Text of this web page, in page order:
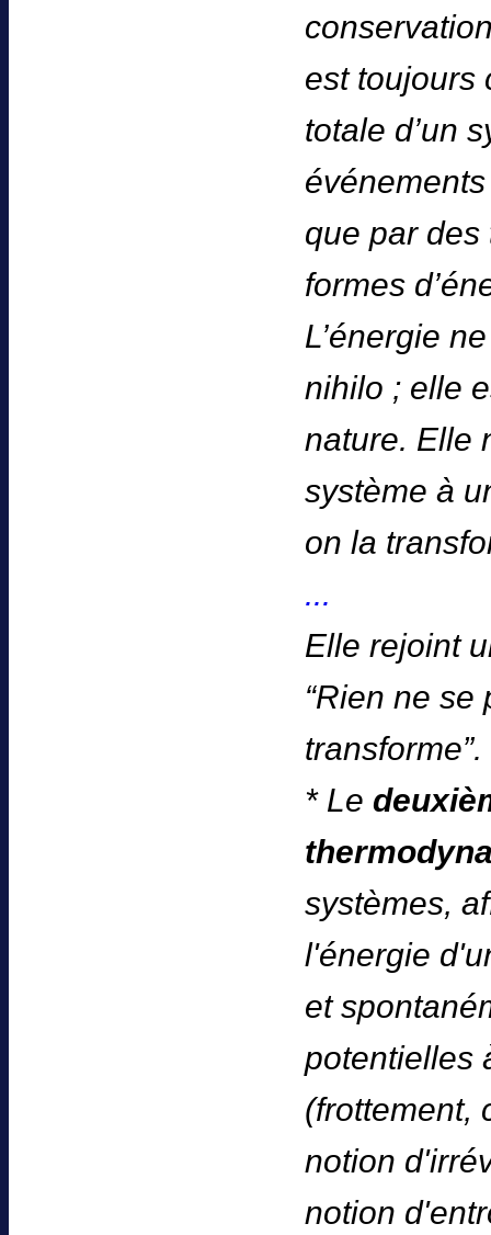
est toujours
totale d’un
que par des
formes
L’énergie
nihilo ; elle
nature. Elle
système à
on la
...
Elle rejoint
“Rien ne se
transforme”.
* Le
systèmes,
l'énergie
et
potentielles
(frottement,
notion
notion